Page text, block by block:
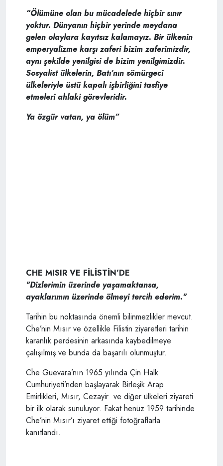
“Ölümüne olan bu mücadelede hiçbir sınır
yoktur. Dünyanın hiçbir yerinde meydana
gelen olaylara kayıtsız kalamayız. Bir ülkenin
emperyalizme karşı zaferi bizim zaferimizdir,
aynı şekilde yenilgisi de bizim yenilgimizdir.
Sosyalist ülkelerin, Batı’nın sömürgeci
ülkeleriyle üstü kapalı işbirliğini tasfiye
etmeleri ahlaki görevleridir.
Ya özgür vatan, ya ölüm”
CHE MISIR VE FİLİSTİN’DE
"Dizlerimin üzerinde yaşamaktansa,
ayaklarımın üzerinde ölmeyi tercih ederim."
Tarihin bu noktasında önemli bilinmezlikler mevcut.
Che’nin Mısır ve özellikle Filistin ziyaretleri tarihin
karanlık perdesinin arkasında kaybedilmeye
çalışılmış ve bunda da başarılı olunmuştur.
Che Guevara’nın 1965 yılında Çin Halk
Cumhuriyeti’nden başlayarak Birleşik Arap
Emirlikleri, Mısır, Cezayir ve diğer ülkeleri ziyareti
bir ilk olarak sunuluyor. Fakat henüz 1959 tarihinde
Che’nin Mısır’ı ziyaret ettiği fotoğraflarla
kanıtlandı.